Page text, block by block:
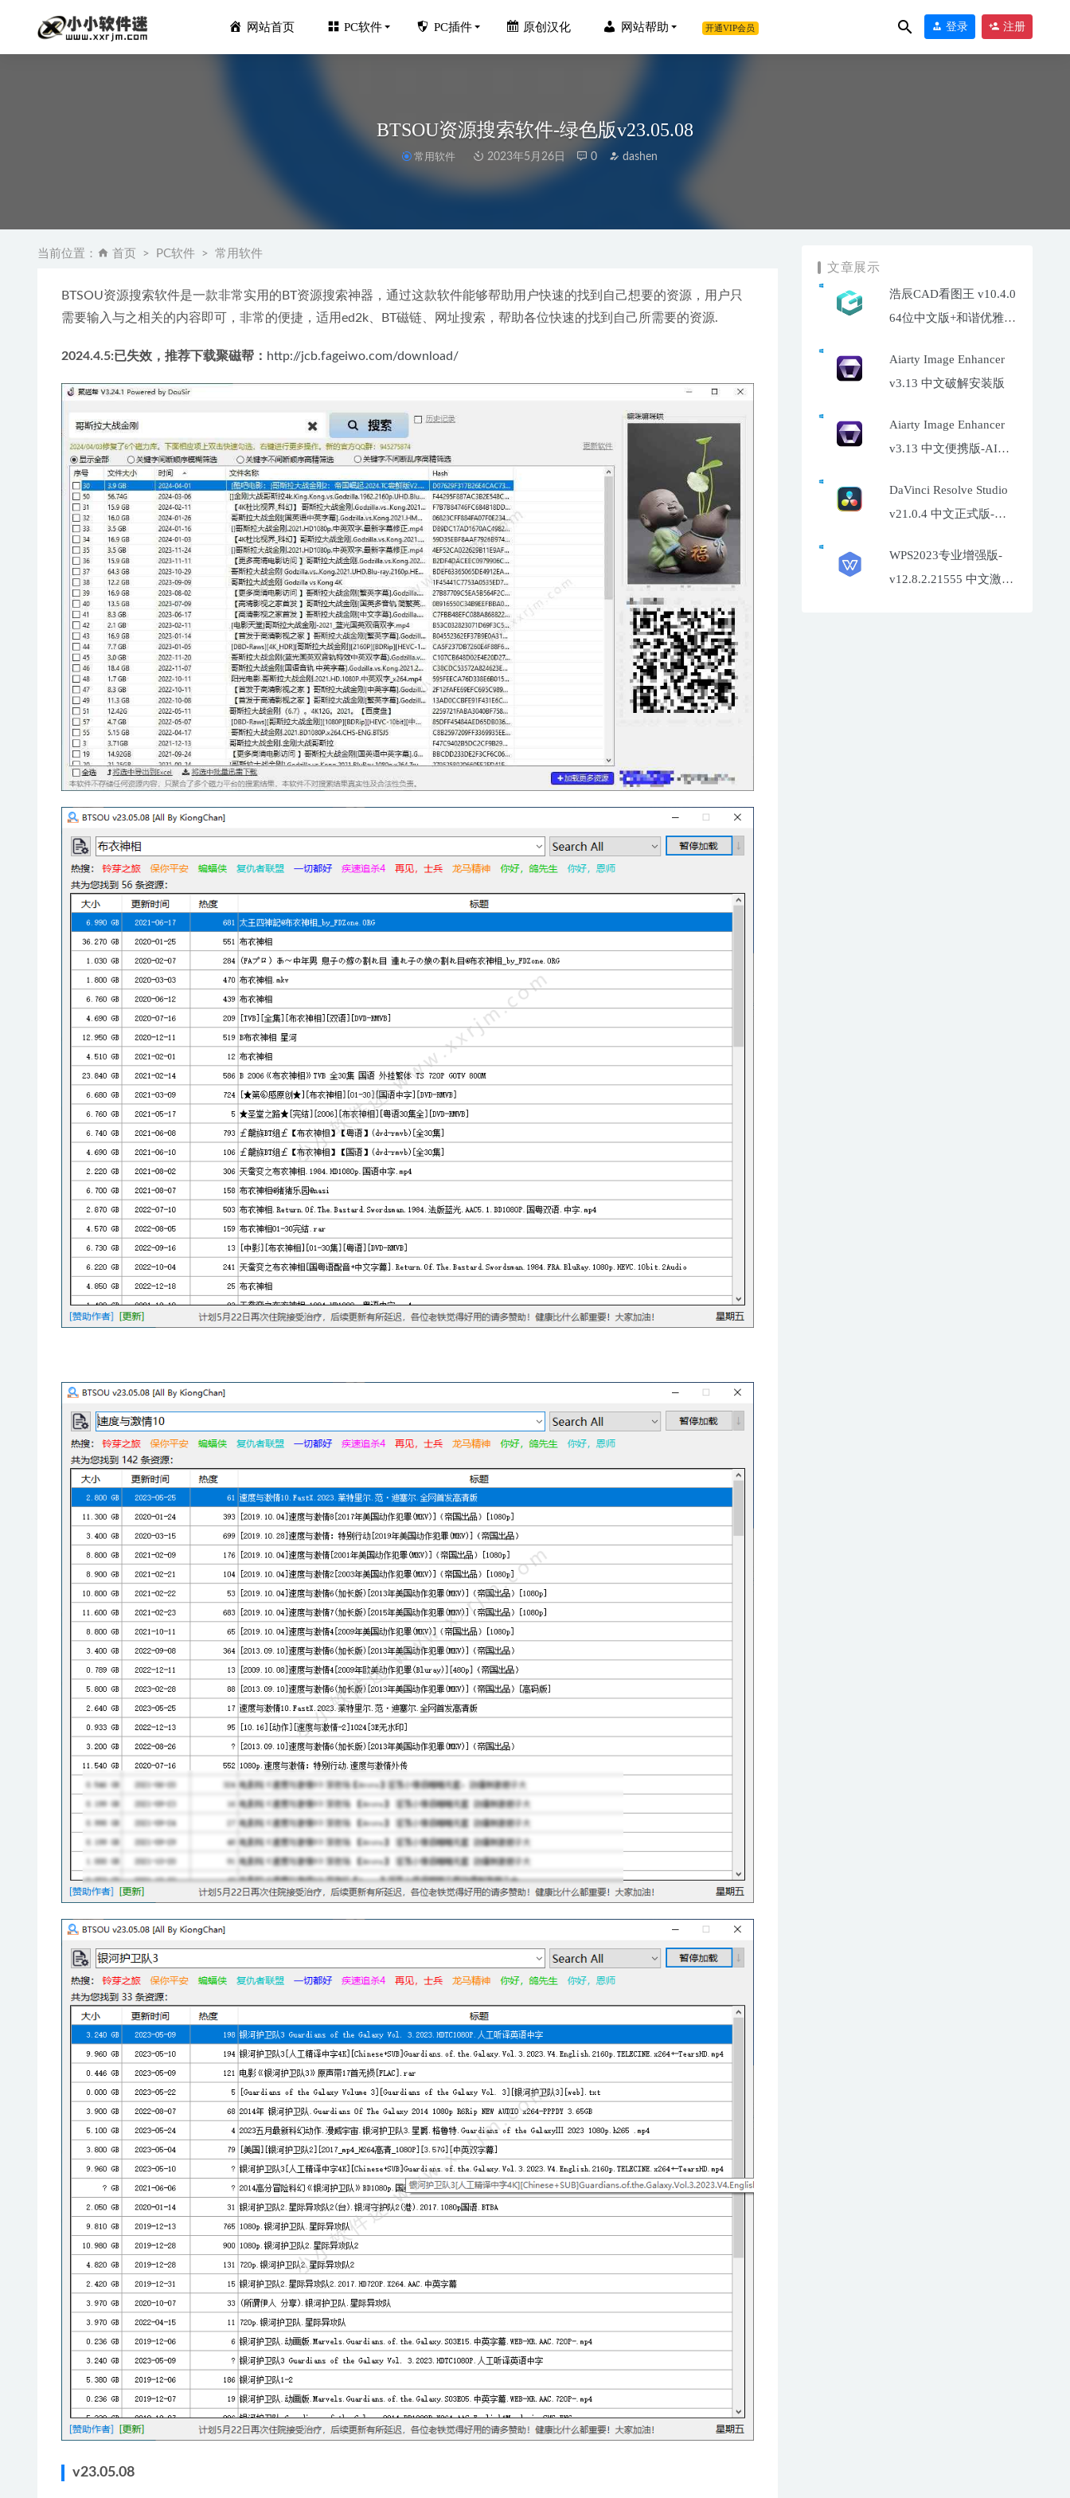
网站首页 PC软件 PC插件 原创汉化 网站帮助 开通VIP会员 登录 注册
BTSOU资源搜索软件-绿色版v23.05.08
常用软件 2023年5月26日 0 dashen
当前位置： 首页 PC软件 常用软件
BTSOU资源搜索软件是一款非常实用的BT资源搜索神器，通过这款软件能够帮助用户快速的找到自己想要的资源，用户只
需要输入与之相关的内容即可，非常的便捷，适用ed2k、BT磁链、网址搜索，帮助各位快速的找到自己所需要的资源.
2024.4.5:已失效，推荐下载聚磁帮： http://jcb.fageiwo.com/download/
v23.05.08
文章展示
浩辰CAD看图王 v10.4.0
64位中文版+和谐优雅补
Aiarty Image Enhancer
v3.13 中文破解安装版
Aiarty Image Enhancer
v3.13 中文便携版-AI照
DaVinci Resolve Studio
v21.0.4 中文正式版-达
WPS2023专业增强版-
v12.8.2.21555 中文激活
【SU插件】Pie Menu for Sketchup圆盘菜单插件汉化版 2022-10-01
屏幕标记电子教鞭 Epic Pen v3.7.31 中文破解版 2020-03-16